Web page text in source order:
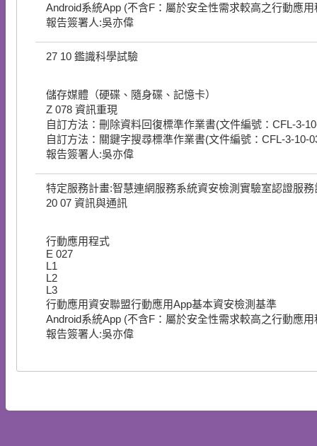
Android系統App (不含F：屬於安全性需求較高之行動應用
報告簽署人:吳亦偉
27 10 鑑識科學試驗
儲存媒體（硬碟、隨身碟、記憶卡）
Z 078 資訊重現
自訂方法：刪除資料回復標準作業書(文件編號：CFL-3-
自訂方法：關鍵字搜尋標準作業書(文件編號：CFL-3-10-
報告簽署人:吳亦偉
特定服務計畫:智慧連網服務系統資安檢測實驗室認證服務
20 07 資訊與通訊
行動應用程式
E 027
L1
L2
L3
行動應用資安聯盟行動應用App基本資安檢測基準
Android系統App (不含F：屬於安全性需求較高之行動應用
報告簽署人:吳亦偉